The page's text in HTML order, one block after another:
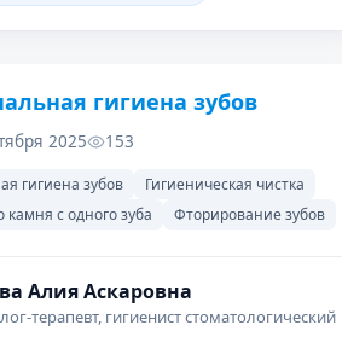
гигиена зубов
2025 153
гигиена зубов
Гигиеническая чистка
камня с одного зуба
Фторирование зубов
Алия Аскаровна
терапевт, гигиенист стоматологический